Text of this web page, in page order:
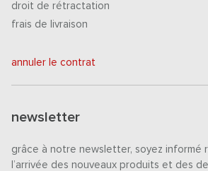
droit de rétractation
frais de livraison
annuler le contrat
newsletter
grâce à notre newsletter, soyez informé
l’arrivée des nouveaux produits et des